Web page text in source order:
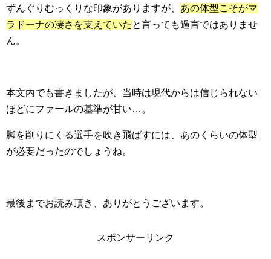
ずんぐりむっくりな印象がありますが、 あの体型こそがマ
ラドーナの凄さを支えていた と言っても過言ではありませ
ん。
本文内でも書きましたが、当時は現代からは信じられない
ほどにファールの基準が甘い…。
脚を削りにくる選手を吹き飛ばすには、あのくらいの体型
が必要だったのでしょうね。
最後までお読み頂き、ありがとうございます。
スポンサーリンク